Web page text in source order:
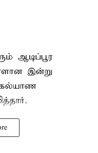
ஆடிப்பூர
இன்று